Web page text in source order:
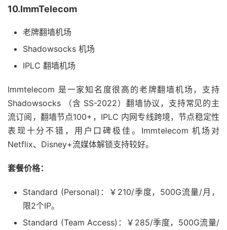
10.ImmTelecom
老牌翻墙机场
Shadowsocks 机场
IPLC 翻墙机场
Immtelecom 是一家知名度很高的老牌翻墙机场，支持
Shadowsocks （含 SS-2022）翻墙协议，支持常见的主
流订阅，翻墙节点100+，IPLC 内网专线跨境，节点稳定性
表现十分不错，用户口碑极佳。Immtelecom 机场对
Netflix、Disney+流媒体解锁支持较好。
套餐价格：
Standard (Personal)：￥210/季度，500G流量/月，
限2个IP。
Standard (Team Access)：￥285/季度，500G流量/